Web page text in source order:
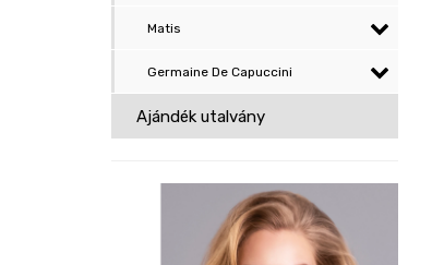
Matis
Germaine De Capuccini
Ajándék utalvány